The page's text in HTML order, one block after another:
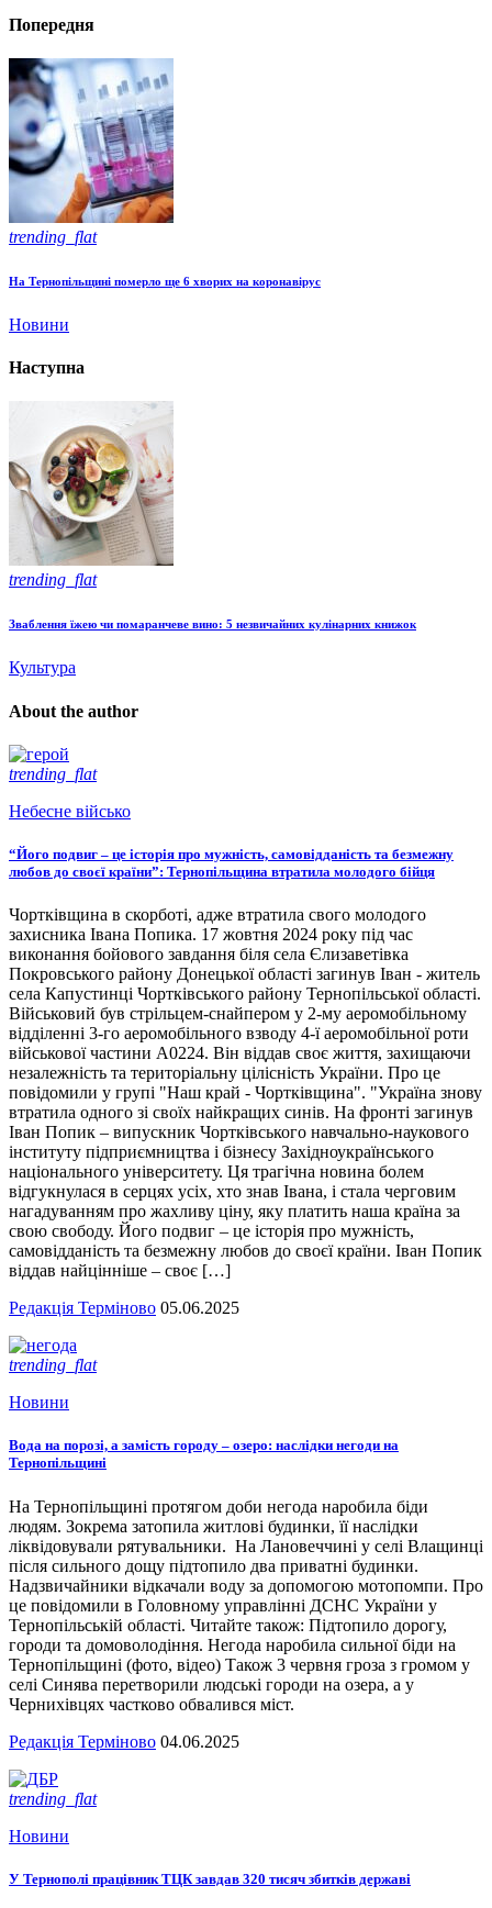
Попередня
trending_flat
На Тернопільщині померло ще 6 хворих на коронавірус
Новини
Наступна
trending_flat
Зваблення їжею чи помаранчеве вино: 5 незвичайних кулінарних книжок
Культура
About the author
trending_flat
Небесне військо
“Його подвиг – це історія про мужність, самовідданість та безмежну
любов до своєї країни”: Тернопільщина втратила молодого бійця
Чортківщина в скорботі, адже втратила свого молодого
захисника Івана Попика. 17 жовтня 2024 року під час
виконання бойового завдання біля села Єлизаветівка
Покровського району Донецької області загинув Іван - житель
села Капустинці Чортківського району Тернопільської області.
Військовий був стрільцем-снайпером у 2-му аеромобільному
відділенні 3-го аеромобільного взводу 4-ї аеромобільної роти
військової частини А0224. Він віддав своє життя, захищаючи
незалежність та територіальну цілісність України. Про це
повідомили у групі "Наш край - Чортківщина". "Україна знову
втратила одного зі своїх найкращих синів. На фронті загинув
Іван Попик – випускник Чортківського навчально-наукового
інституту підприємництва і бізнесу Західноукраїнського
національного університету. Ця трагічна новина болем
відгукнулася в серцях усіх, хто знав Івана, і стала черговим
нагадуванням про жахливу ціну, яку платить наша країна за
свою свободу. Його подвиг – це історія про мужність,
самовідданість та безмежну любов до своєї країни. Іван Попик
віддав найцінніше – своє […]
Редакція Терміново 05.06.2025
trending_flat
Новини
Вода на порозі, а замість городу – озеро: наслідки негоди на
Тернопільщині
На Тернопільщині протягом доби негода наробила біди
людям. Зокрема затопила житлові будинки, її наслідки
ліквідовували рятувальники. На Лановеччині у селі Влащинці
після сильного дощу підтопило два приватні будинки.
Надзвичайники відкачали воду за допомогою мотопомпи. Про
це повідомили в Головному управлінні ДСНС України у
Тернопільській області. Читайте також: Підтопило дорогу,
городи та домоволодіння. Негода наробила сильної біди на
Тернопільщині (фото, відео) Також 3 червня гроза з громом у
селі Синява перетворили людські городи на озера, а у
Чернихівцях частково обвалився міст.
Редакція Терміново 04.06.2025
trending_flat
Новини
У Тернополі працівник ТЦК завдав 320 тисяч збитків державі